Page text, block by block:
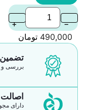
−
+
490,000 تومان
بررسی و
اصالت
دارای